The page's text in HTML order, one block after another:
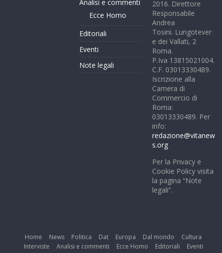
Analisi e commenti
Ecce Homo
Editoriali
Eventi
Note legali
2016. Direttore
Responsabile
Andrea
Tosini. Lungotever
e dei Vallati, 2
Roma.
P.Iva 13815021004.
C.F. 03013330489.
Iscrizione alla
Camera di
Commercio di
Roma:
03013330489. Per
info:
redazione@vitanew
s.org
Per la Privacy e
Cookie Policy visita
la pagina “Note
legali”.
Home News Politica Dat Europa Dal mondo
Cultura
Interviste
Analisi e commenti Ecce Homo Editoriali
Eventi